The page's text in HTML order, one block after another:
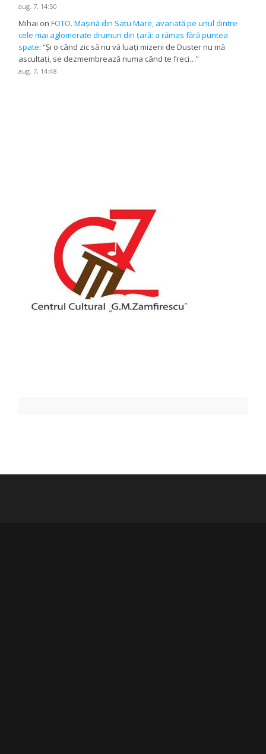
aug. 7, 14:50
Mihai onFOTO. Mașină din Satu Mare, avariată pe unul dintre
cele mai aglomerate drumuri din țară: a rămas fără puntea
spate: “Și o când zic să nu vă luați mizerii de Duster nu mă
ascultați, se dezmembrează numa când te freci…”
aug. 7, 14:48